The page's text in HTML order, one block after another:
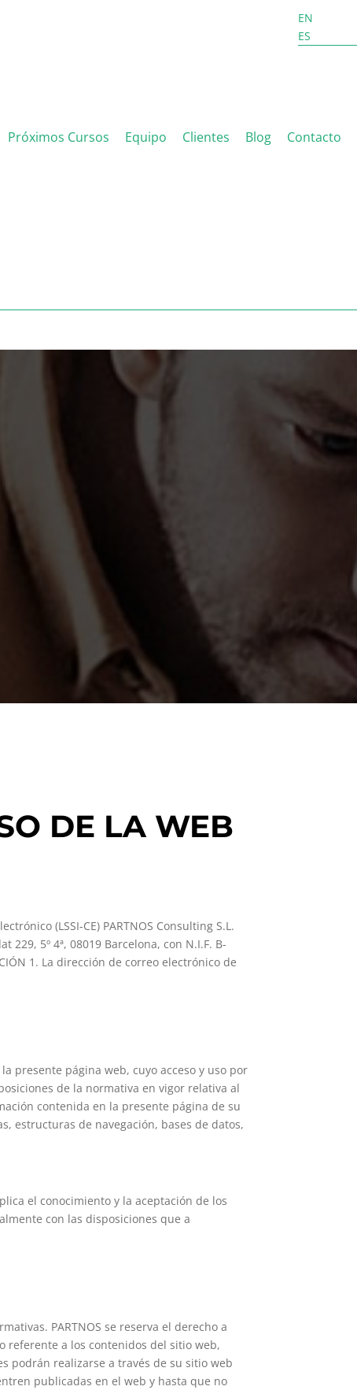
EN
ES
Próximos Cursos Equipo Clientes Blog Contacto
DE LA WEB
(LSSI-CE) PARTNOS Consulting S.L.
229, 5º 4ª, 08019 Barcelona, con N.I.F. B-
1. La dirección de correo electrónico de
presente página web, cuyo acceso y uso por
de la normativa en vigor relativa al
contenida en la presente página de su
estructuras de navegación, bases de datos,
el conocimiento y la aceptación de los
con las disposiciones que a
PARTNOS se reserva el derecho a
referente a los contenidos del sitio web,
podrán realizarse a través de su sitio web
publicadas en el web y hasta que no